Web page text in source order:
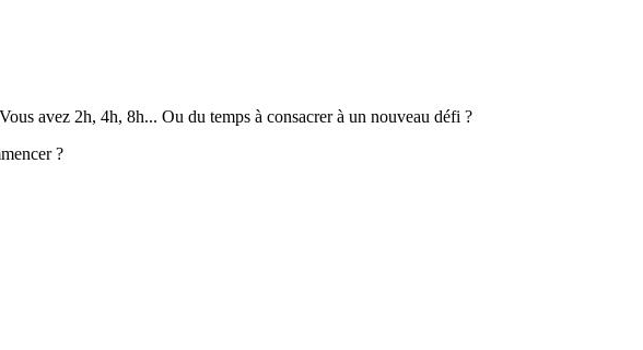
avez 2h, 4h, 8h... Ou du temps à consacrer à un nouveau défi ?
?